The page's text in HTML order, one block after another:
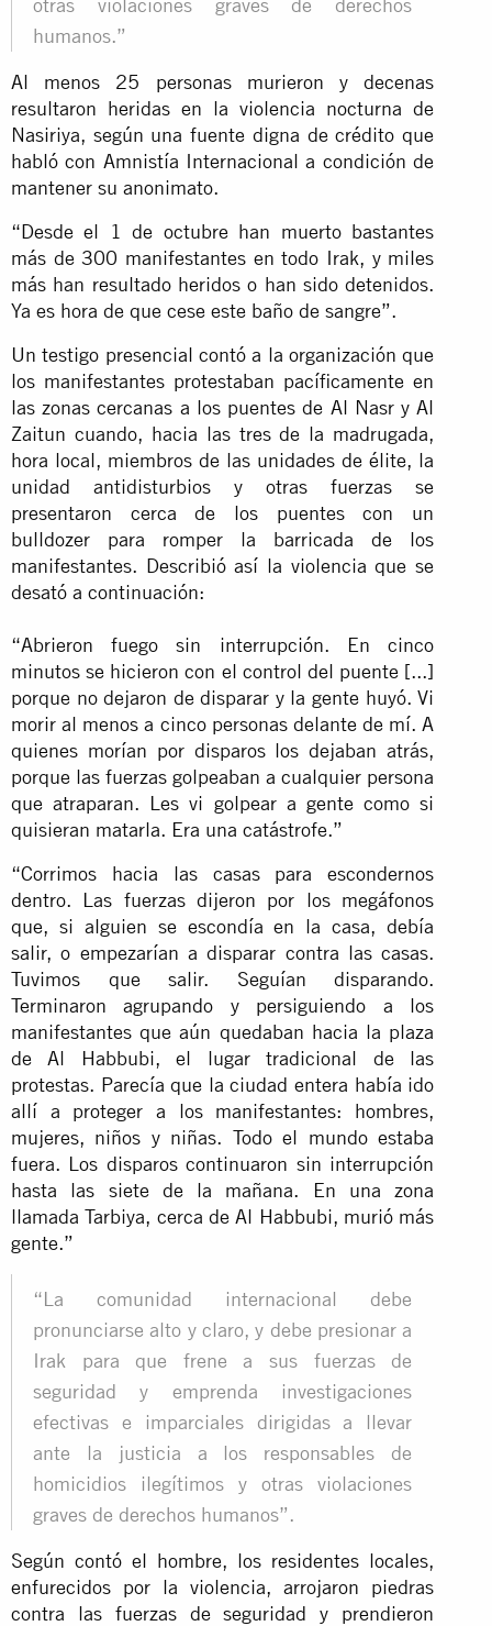
humanos.”
Al menos 25 personas murieron y decenas
resultaron heridas en la violencia nocturna de
Nasiriya, según una fuente digna de crédito que
habló con Amnistía Internacional a condición de
mantener su anonimato.
“Desde el 1 de octubre han muerto bastantes
más de 300 manifestantes en todo Irak, y miles
más han resultado heridos o han sido detenidos.
Ya es hora de que cese este baño de sangre”.
Un testigo presencial contó a la organización que
los manifestantes protestaban pacíficamente en
las zonas cercanas a los puentes de Al Nasr y Al
Zaitun cuando, hacia las tres de la madrugada,
hora local, miembros de las unidades de élite, la
unidad antidisturbios y otras fuerzas se
presentaron cerca de los puentes con un
bulldozer para romper la barricada de los
manifestantes. Describió así la violencia que se
desató a continuación:
“Abrieron fuego sin interrupción. En cinco
minutos se hicieron con el control del puente [...]
porque no dejaron de disparar y la gente huyó. Vi
morir al menos a cinco personas delante de mí. A
quienes morían por disparos los dejaban atrás,
porque las fuerzas golpeaban a cualquier persona
que atraparan. Les vi golpear a gente como si
quisieran matarla. Era una catástrofe.”
“Corrimos hacia las casas para escondernos
dentro. Las fuerzas dijeron por los megáfonos
que, si alguien se escondía en la casa, debía
salir, o empezarían a disparar contra las casas.
Tuvimos que salir. Seguían disparando.
Terminaron agrupando y persiguiendo a los
manifestantes que aún quedaban hacia la plaza
de Al Habbubi, el lugar tradicional de las
protestas. Parecía que la ciudad entera había ido
allí a proteger a los manifestantes: hombres,
mujeres, niños y niñas. Todo el mundo estaba
fuera. Los disparos continuaron sin interrupción
hasta las siete de la mañana. En una zona
llamada Tarbiya, cerca de Al Habbubi, murió más
gente.”
“La comunidad internacional debe
pronunciarse alto y claro, y debe presionar a
Irak para que frene a sus fuerzas de
seguridad y emprenda investigaciones
efectivas e imparciales dirigidas a llevar
ante la justicia a los responsables de
homicidios ilegítimos y otras violaciones
graves de derechos humanos”.
Según contó el hombre, los residentes locales,
enfurecidos por la violencia, arrojaron piedras
contra las fuerzas de seguridad y prendieron